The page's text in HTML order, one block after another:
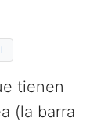
tienen
(la barra